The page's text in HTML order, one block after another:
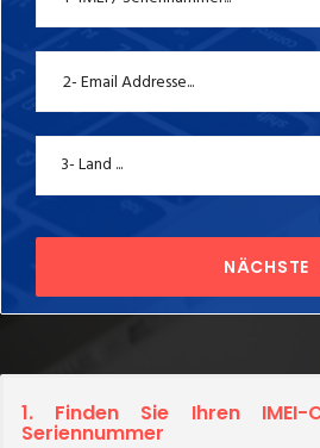
3- Land ...
NÄCHSTE
1. Finden Sie Ihren
Seriennummer